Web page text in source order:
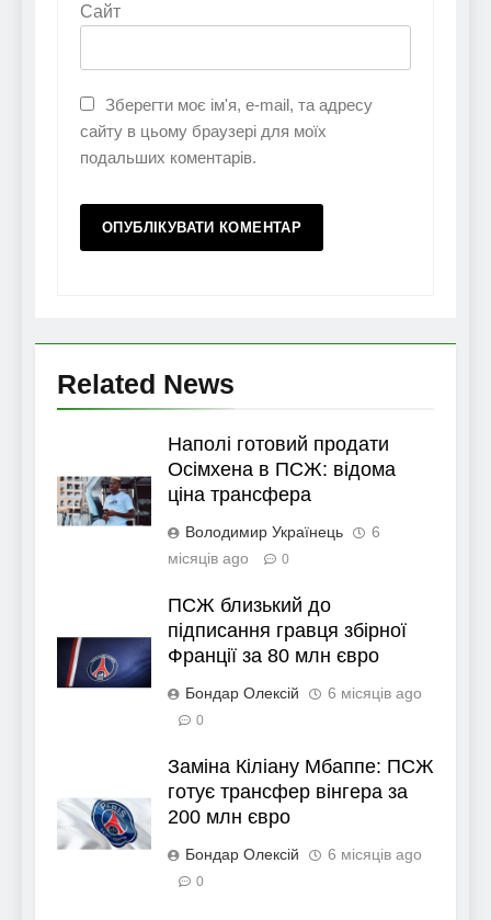
Сайт
Зберегти моє ім'я, e-mail, та адресу
сайту в цьому браузері для моїх
подальших коментарів.
Related News
Наполі готовий продати
Осімхена в ПСЖ: відома
ціна трансфера
Володимир Українець
6
місяців ago
0
ПСЖ близький до
підписання гравця збірної
Франції за 80 млн євро
Бондар Олексій 6 місяців ago
0
Заміна Кіліану Мбаппе: ПСЖ
готує трансфер вінгера за
200 млн євро
Бондар Олексій 6 місяців ago
0